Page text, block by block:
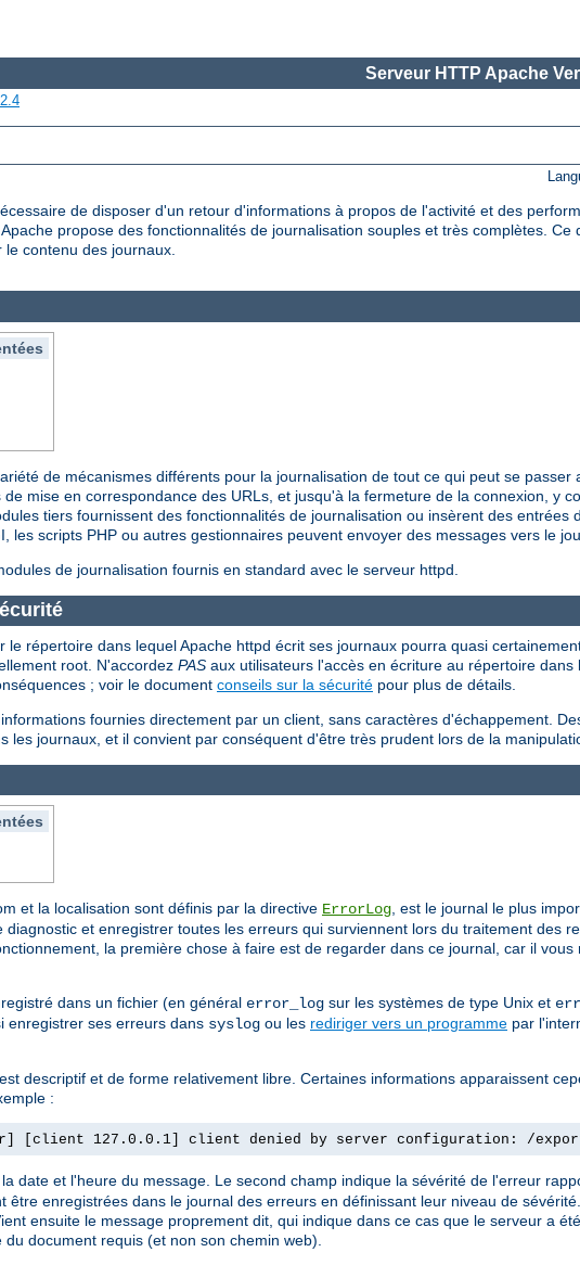
Serveur HTTP Apache
de disposer d'un retour d'informations à propos de l'activité et des
propose des fonctionnalités de journalisation souples et très complètes.
contenu des journaux.
de mécanismes différents pour la journalisation de tout ce qui peut se passer
mise en correspondance des URLs, et jusqu'à la fermeture de la connexion, y
tiers fournissent des fonctionnalités de journalisation ou insèrent des entrées
les scripts PHP ou autres gestionnaires peuvent envoyer des messages vers le
de journalisation fournis en standard avec le serveur httpd.
le répertoire dans lequel Apache httpd écrit ses journaux pourra quasi
root. N'accordez PAS aux utilisateurs l'accès en écriture au répertoire
; voir le document conseils sur la sécurité pour plus de détails.
fournies directement par un client, sans caractères d'échappement.
les journaux, et il convient par conséquent d'être très prudent lors de la
et la localisation sont définis par la directive ErrorLog, est le journal le plus
et enregistrer toutes les erreurs qui surviennent lors du traitement des
la première chose à faire est de regarder dans ce journal, car il
dans un fichier (en général error_log sur les systèmes de type Unix et
enregistrer ses erreurs dans syslog ou les rediriger vers un programme par
descriptif et de forme relativement libre. Certaines informations apparaissent
:
[client 127.0.0.1] client denied by server configuration: /
date et l'heure du message. Le second champ indique la sévérité de l'erreur
être enregistrées dans le journal des erreurs en définissant leur niveau de
ensuite le message proprement dit, qui indique dans ce cas que le serveur a
document requis (et non son chemin web).